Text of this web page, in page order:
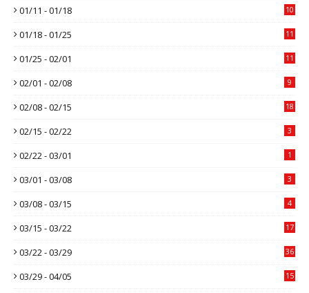
01/11 - 01/18 10
01/18 - 01/25 11
01/25 - 02/01 11
02/01 - 02/08 9
02/08 - 02/15 18
02/15 - 02/22 3
02/22 - 03/01 1
03/01 - 03/08 3
03/08 - 03/15 4
03/15 - 03/22 17
03/22 - 03/29 36
03/29 - 04/05 15